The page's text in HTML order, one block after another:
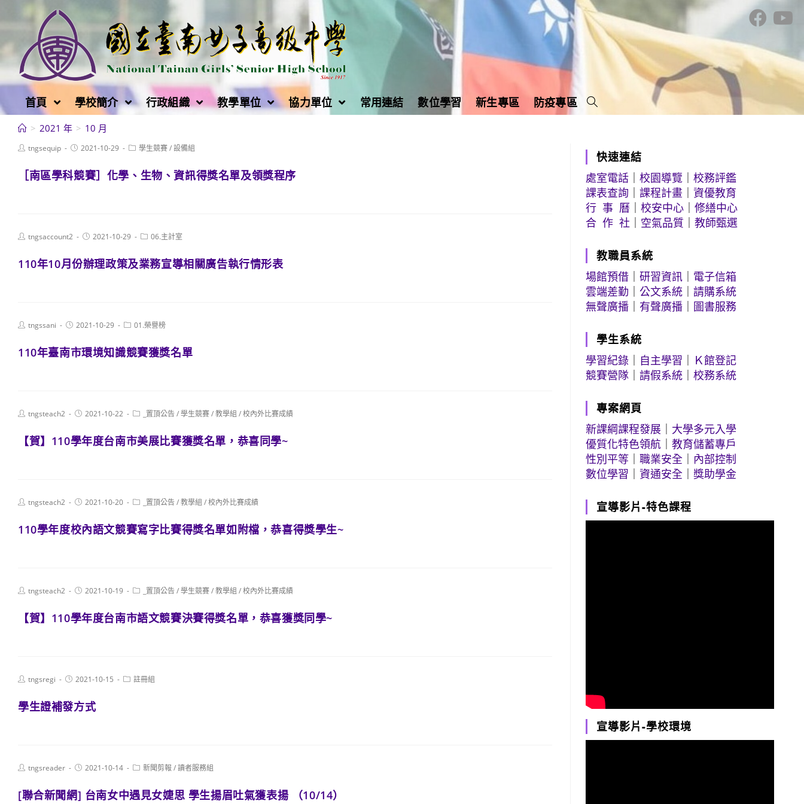
轉
至
容
首頁 學校簡介 行政組織 教學單位 協力單位 常用連結 數位學習 新生專區 防疫專區
> 2021 年 > 10 月
Posttngsequip
Post2021-10-29
Post學生競賽/設備組
［南區學科競賽］化學、生物、資訊得獎名單及領獎程序
Posttngsaccount2
Post2021-10-29
Post06.主計室
110年10月份辦理政策及業務宣導相關廣告執行情形表
Posttngssani
Post2021-10-29
Post01.榮譽榜
110年臺南市環境知識競賽獲獎名單
Posttngsteach2
Post2021-10-22
Post _置頂公告/學生競賽/教學組 /校內外比賽成績
【賀】110學年度台南市美展比賽獲獎名單，恭喜同學~
Posttngsteach2
Post2021-10-20
Post _置頂公告/教學組 /校內外比賽成績
110學年度校內語文競賽寫字比賽得獎名單如附檔，恭喜得獎學生~
Posttngsteach2
Post2021-10-19
Post _置頂公告/學生競賽/教學組 /校內外比賽成績
【賀】110學年度台南市語文競賽決賽得獎名單，恭喜獲獎同學~
Posttngsregi
Post2021-10-15
Post註冊組
學生證補發方式
Posttngsreader
Post2021-10-14
Post新聞剪報 /讀者服務組
[聯合新聞網] 台南女中遇見女婕思 學生揚眉吐氣獲表揚 （10/14）
快速連結
處室電話 ｜校園導覽 ｜校務評鑑
課表查詢 ｜課程計畫 ｜資優教育
行 事 曆 ｜校安中心 ｜修繕中心
合 作 社
空氣品質 ｜教師甄選
教職員系統
場館預借 ｜研習資訊
電子信箱
雲端差勤 ｜公文系統 ｜請購系統
無聲廣播
有聲廣播 圖書服務
學生系統
學習紀錄
自主學習
Ｋ館登記
競賽營隊 ｜請假系統 ｜校務系統
專案網頁
新課綱課程發展
大學多元入學
優質化特色領航 ｜教育儲蓄專戶
性別平等 ｜職業安全
內部控制
數位學習 ｜資通安全 ｜獎助學金
宣導影片-特色課程
宣導影片-學校環境